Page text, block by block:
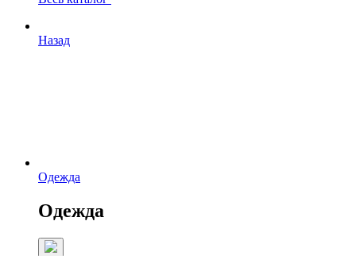
Назад
Одежда
Одежда